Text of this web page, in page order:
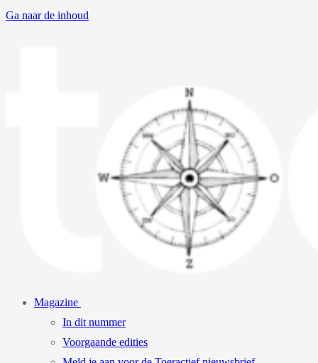
Ga naar de inhoud
Magazine
In dit nummer
Voorgaande edities